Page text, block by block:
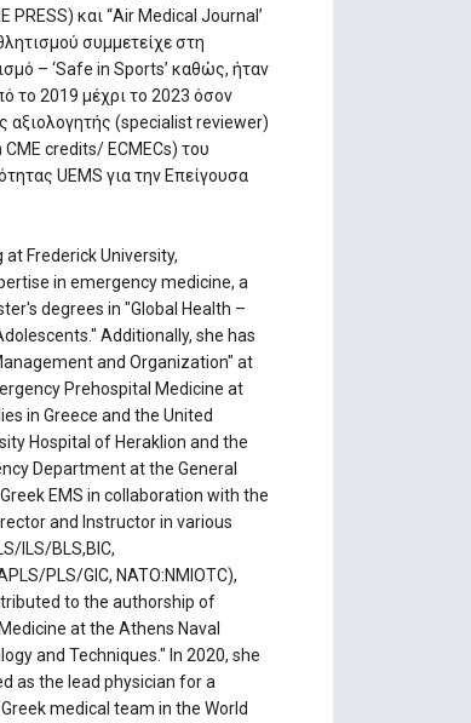
PRESS) και “Air Medical Journal’
συμμετείχε στη
– ‘Safe in Sports’ καθώς, ήταν
το 2019 μέχρι το 2023 όσον
αξιολογητής (specialist reviewer)
credits/ ECMECs) του
UEMS για την Επείγουσα
Frederick University,
in emergency medicine, a
degrees in "Global Health –
Additionally, she has
and Organization" at
Prehospital Medicine at
in Greece and the United
Hospital of Heraklion and the
Department at the General
EMS in collaboration with the
and Instructor in various
ILS/BLS,BIC,
PLS/GIC, NATO:NMIOTC),
to the authorship of
at the Athens Naval
and Techniques." In 2020, she
as the lead physician for a
medical team in the World